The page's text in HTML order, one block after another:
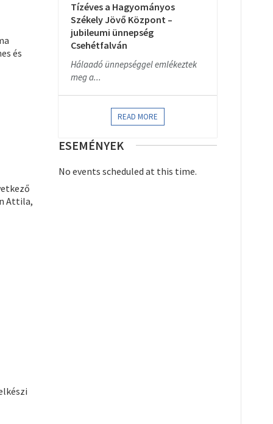
és
Attila,
Tízéves a Hagyományos
Székely Jövő Központ –
jubileumi ünnepség
Csehétfalván
Hálaadó ünnepséggel emlékeztek
meg a...
READ MORE
ESEMÉNYEK
No events scheduled at this time.